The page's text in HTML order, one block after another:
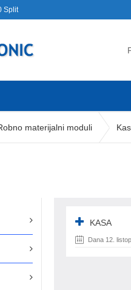
Split
materijalni moduli
KASA
Dana 12.